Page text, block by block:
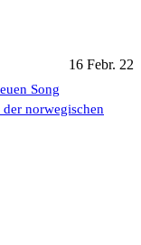
16 Febr. 22
Song
norwegischen